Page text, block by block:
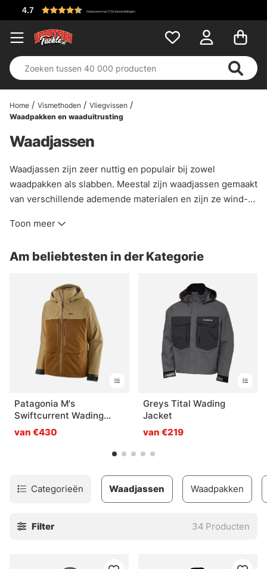
Home Vismethoden
Vliegvissen
Waadpakken en waaduitrusting
Waadjassen
Waadjassen zijn zeer nuttig en populair bij zowel
waadpakken als slabben. Meestal zijn waadjassen gemaakt
van verschillende ademende materialen en zijn ze wind-
synthetisch gevoerd jack onder draagt, heb je lagen die je
warm houden.
De duurste jacks hebben vaak een eigen voering die,
samen met goed ventilerende buitenstoffen, zorgt voor
een goede isolatie met een uitstekende vochtafvoer.
Jassen hebben vaak een groot aantal zakken en andere
voorzieningen en zijn vaak vergelijkbaar met visvesten
met D-ringen en sluitingen.
Toon meer
Am beliebtesten in der Kategorie
Patagonia M's
Swiftcurrent Wading
Jacket WLFB
van €430
Greys Tital Wading
Jacket
van €219
Categorieën Waadjassen Waadpakken
Filter 34 Producten